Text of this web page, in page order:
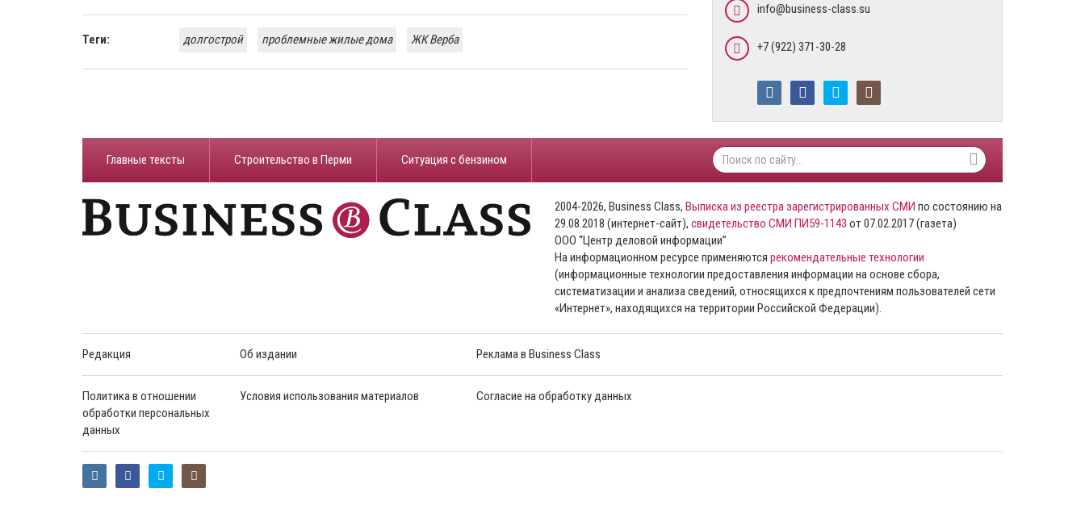
Теги: долгострой проблемные жилые дома ЖК Верба
info@business-class.su
+7 (922) 371-30-28
Главные тексты Строительство в Перми ​Ситуация с бензином
2004-2026, Business Class, Выписка из реестра зарегистрированных СМИ по состоянию на
29.08.2018 (интернет-сайт), свидетельство СМИ ПИ59-1143 от 07.02.2017 (газета)
ООО “Центр деловой информации”
На информационном ресурсе применяются рекомендательные технологии
(информационные технологии предоставления информации на основе сбора,
систематизации и анализа сведений, относящихся к предпочтениям пользователей сети
«Интернет», находящихся на территории Российской Федерации).
Редакция Об издании Реклама в Business Class
Политика в отношении
обработки персональных
данных
Условия использования материалов Согласие на обработку данных